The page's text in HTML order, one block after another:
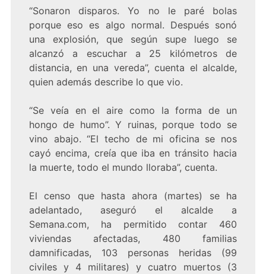
“Sonaron disparos. Yo no le paré bolas
porque eso es algo normal. Después sonó
una explosión, que según supe luego se
alcanzó a escuchar a 25 kilómetros de
distancia, en una vereda”, cuenta el alcalde,
quien además describe lo que vio.
“Se veía en el aire como la forma de un
hongo de humo”. Y ruinas, porque todo se
vino abajo. “El techo de mi oficina se nos
cayó encima, creía que iba en tránsito hacia
la muerte, todo el mundo lloraba”, cuenta.
El censo que hasta ahora (martes) se ha
adelantado, aseguró el alcalde a
Semana.com, ha permitido contar 460
viviendas afectadas, 480 familias
damnificadas, 103 personas heridas (99
civiles y 4 militares) y cuatro muertos (3